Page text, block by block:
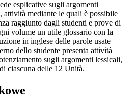
esplicative sugli argomenti
mediante le quali è possibile
raggiunto dagli studenti e prove di
volume un utile glossario con la
in inglese delle parole usate
dello studente presenta attività
sugli argomenti lessicali,
ciascuna delle 12 Unità.